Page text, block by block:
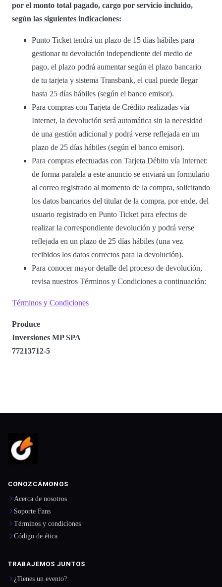
por el monto total pagado, cargo por servicio incluido,
según las siguientes indicaciones:
Punto Ticket tendrá un plazo de 15 días hábiles para
gestionar tu devolución independiente del medio de
pago, el plazo podrá aumentar según el plazo bancario
de tu tarjeta y sistema Transbank, el cual puede llegar
hasta 25 días hábiles (según el banco emisor).
Para compras con Tarjeta de Crédito realizadas vía
Internet, la devolución será automática sin la necesidad
de una gestión adicional y podrá verse reflejada en un
plazo de 25 días hábiles (según el banco emisor).
Para compras efectuadas con Tarjeta Débito vía Internet:
de forma paralela a este anuncio se enviará un formulario
al correo registrado al momento de la compra, solicitando
los datos bancarios del titular de la compra, por ende, del
usuario registrado en Punto Ticket para efectos de
realizar la correspondiente devolución y podrá verse
reflejada en un plazo de 25 días hábiles (una vez
recibidos los datos correctos para la devolución).
Para conocer mayor detalle del proceso de devolución,
revisa nuestros Términos y Condiciones a continuación:
Términos y Condiciones
Produce
Inversiones MP SPA
77213712-5
CONOZCÁMONOS
Acerca de nosotros
Soporte Fans
Términos y condiciones
Código de ética
TRABAJEMOS JUNTOS
¿Tienes un evento?